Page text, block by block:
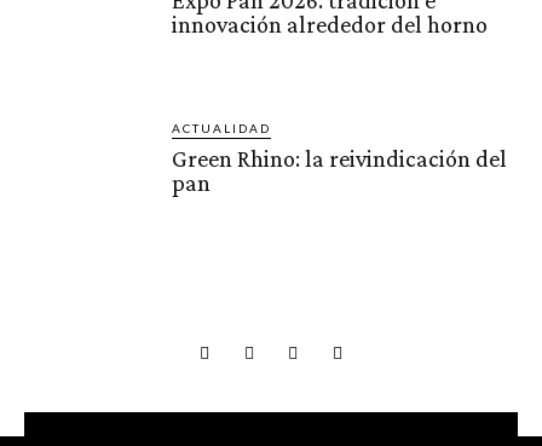
innovación alrededor del horno
ACTUALIDAD
Green Rhino: la reivindicación del
pan